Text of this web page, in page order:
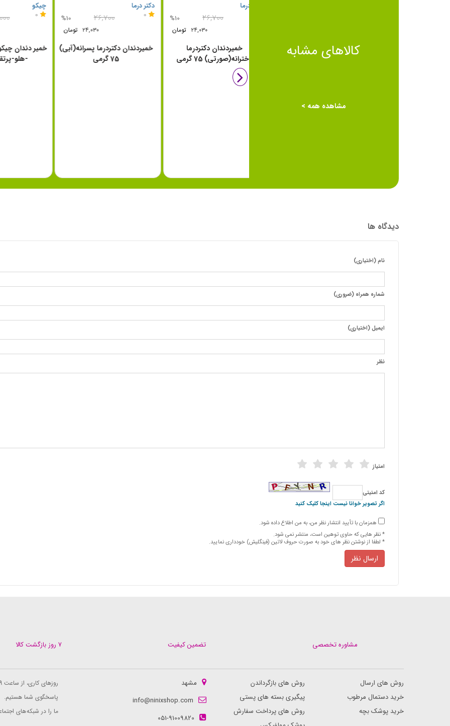
خمیر
-
دکتر درما
%10
۲۴,۰۳۰
خمیردندان دکتردرما پسرانه(آبی)
75 گرمی
دکتر درما
%10
۲۴,۰۳۰
خمیردندان دکتردرما
دخترانه(صورتی) 75 گرمی
کالاهای مشابه
مشاهده همه >
دیدگاه ها
نام (اختیاری)
شماره همراه (ضروری)
ایمیل (اختیاری)
نظر
امتیاز
كد امنیتی
اگر تصویر خوانا نیست اینجا کلیک کنید
همزمان با تأیید انتشار نظر من، به من اطلاع داده شود.
* نظر هایی كه حاوی توهین است، منتشر نمی شود.
* لطفا از نوشتن نظر های خود به صورت حروف لاتین (فینگلیش) خودداری نمایید.
ارسال نظر
۷ روز بازگشت کالا تضمین کیفیت مشاوره تخصصی
روزهای کاری، از ساعت 9 الی 16
پاسخگوی شما هستیم.
ما را در شبکه های
مشهد
info@ninixshop.com
051-91009820
روش های بازگرداندن
پیگیری بسته های پستی
روش های پرداخت سفارش
روش های ارسال
خرید دستمال مرطوب
خرید پوشک بچه